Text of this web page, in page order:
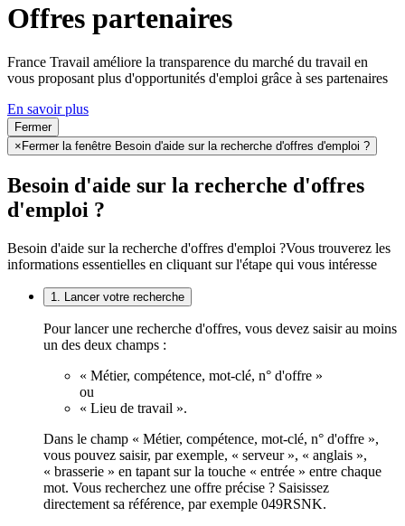
Offres partenaires
France Travail améliore la transparence du marché du travail en
vous proposant plus d'opportunités d'emploi grâce à ses partenaires
En savoir plus
Fermer
× Fermer la fenêtre Besoin d'aide sur la recherche d'offres d'emploi ?
Besoin d'aide sur la recherche d'offres
d'emploi ?
Besoin d'aide sur la recherche d'offres d'emploi ?Vous trouverez les
informations essentielles en cliquant sur l'étape qui vous intéresse
1. Lancer votre recherche
Pour lancer une recherche d'offres, vous devez saisir au moins
un des deux champs :
« Métier, compétence, mot-clé, n° d'offre »
ou
« Lieu de travail ».
Dans le champ « Métier, compétence, mot-clé, n° d'offre »,
vous pouvez saisir, par exemple, « serveur », « anglais »,
« brasserie » en tapant sur la touche « entrée » entre chaque
mot. Vous recherchez une offre précise ? Saisissez
directement sa référence, par exemple 049RSNK.